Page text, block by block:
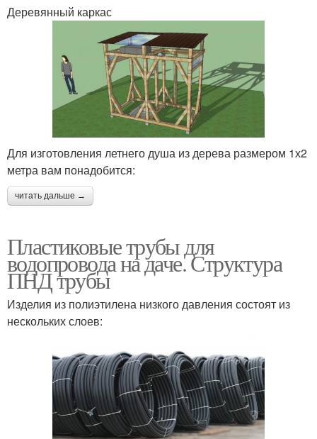
Деревянный каркас
Для изготовления летнего душа из дерева размером 1х2
метра вам понадобится:
читать дальше →
Пластиковые трубы для
водопровода на даче. Структура
ПНД трубы
Изделия из полиэтилена низкого давления состоят из
нескольких слоев: